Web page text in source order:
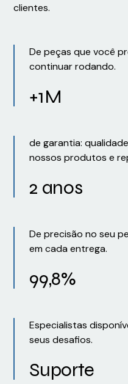
clientes.
De peças que você
continuar rodando.
+1M
de garantia:
nossos produtos e
2 anos
De precisão no seu
em cada entrega.
99,8%
Especialistas
seus desafios.
Suporte